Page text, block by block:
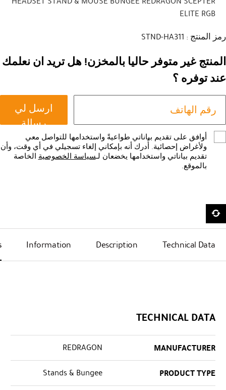
ELITE RGB
رمز المنتج : STND-HA311
المنتج غير متوفر حاليا بالمخزن! هل تريد ان نعلمك
عند توفره ؟
ارسل لي
رسالة
أوافق على تقديم بياناتي طواعيةً واستخدامها للتواصل معي
ولأغراض إحصائية. أُدرك أنه بإمكاني إلغاء تسجيلي في أي وقت، وأن
تقديم بياناتي واستخدامها يخضعان لـسياسة الخصوصية الخاصة
بالموقع.
Technical Data
Description
Information
TECHNICAL DATA
MANUFACTURER
REDRAGON
PRODUCT TYPE
Stands & Bungee